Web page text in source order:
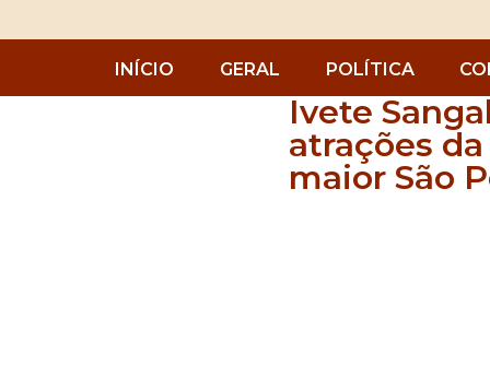
INÍCIO GERAL POLÍTICA
Ivete
atrações
maior São